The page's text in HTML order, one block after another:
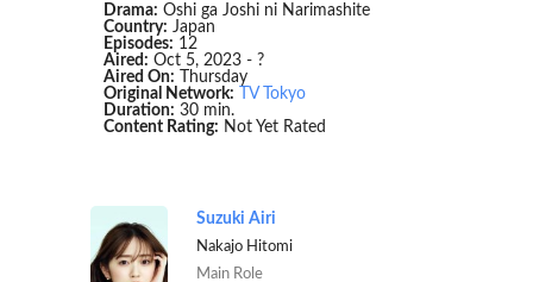
Drama: Oshi ga Joshi ni Narimashite
Country: Japan
Episodes: 12
Aired: Oct 5, 2023 - ?
Aired On: Thursday
Original Network:
TV Tokyo
Duration: 30 min.
Content Rating: Not Yet Rated
Suzuki Airi
Nakajo Hitomi
Main Role